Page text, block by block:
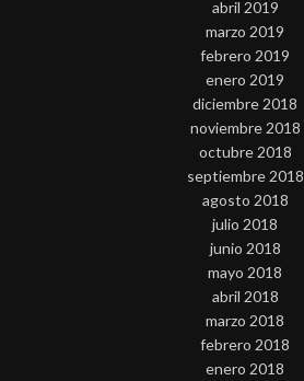
abril 2019
marzo 2019
febrero 2019
enero 2019
diciembre 2018
noviembre 2018
octubre 2018
septiembre 2018
agosto 2018
julio 2018
junio 2018
mayo 2018
abril 2018
marzo 2018
febrero 2018
enero 2018